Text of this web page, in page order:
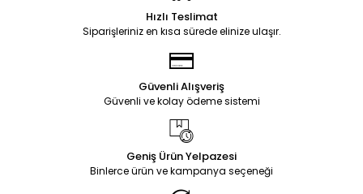
Hızlı Teslimat
Siparişleriniz en kısa sürede elinize ulaşır.
Güvenli Alışveriş
Güvenli ve kolay ödeme sistemi
Geniş Ürün Yelpazesi
Binlerce ürün ve kampanya seçeneği